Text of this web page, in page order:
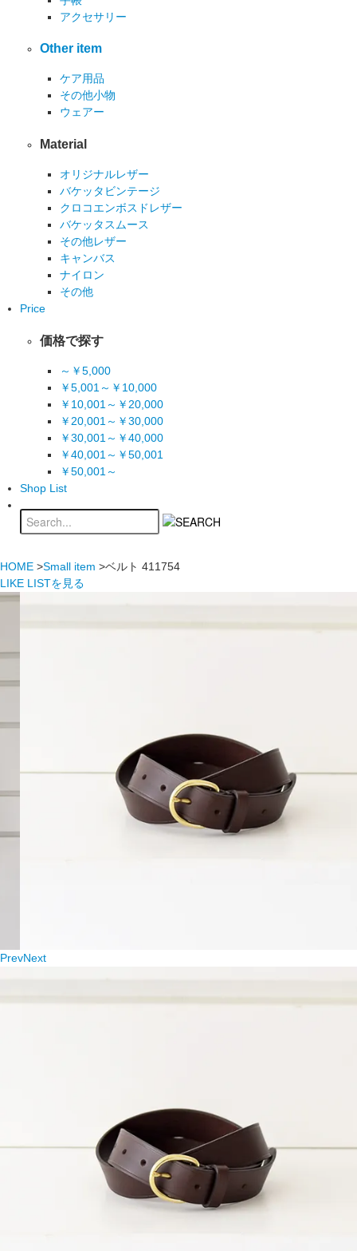
アクセサリー
Other item
ケア用品
その他小物
ウェアー
Material
オリジナルレザー
バケッタビンテージ
クロコエンボスドレザー
バケッタスムース
その他レザー
キャンバス
ナイロン
その他
Price
価格で探す
～￥5,000
￥5,001～￥10,000
￥10,001～￥20,000
￥20,001～￥30,000
￥30,001～￥40,000
￥40,001～￥50,001
￥50,001～
Shop List
HOME >Small item >ベルト 411754
LIKE LISTを見る
PrevNext